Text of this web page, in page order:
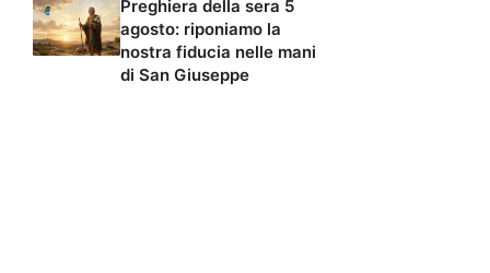
Preghiera della sera 5
agosto: riponiamo la
nostra fiducia nelle mani
di San Giuseppe